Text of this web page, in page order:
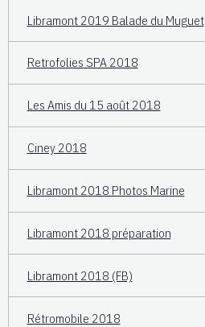
Libramont 2019 Balade du Muguet
Retrofolies SPA 2018
Les Amis du 15 août 2018
Ciney 2018
Libramont 2018 Photos Marine
Libramont 2018 préparation
Libramont 2018 (FB)
Rétromobile 2018